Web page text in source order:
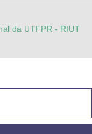
da UTFPR - RIUT